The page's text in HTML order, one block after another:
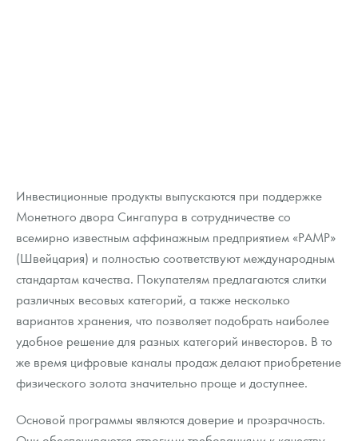
Инвестиционные продукты выпускаются при поддержке
Монетного двора Сингапура в сотрудничестве со
всемирно известным аффинажным предприятием «PAMP»
(Швейцария) и полностью соответствуют международным
стандартам качества. Покупателям предлагаются слитки
различных весовых категорий, а также несколько
вариантов хранения, что позволяет подобрать наиболее
удобное решение для разных категорий инвесторов. В то
же время цифровые каналы продаж делают приобретение
физического золота значительно проще и доступнее.
Основой программы являются доверие и прозрачность.